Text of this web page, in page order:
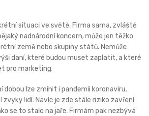
situaci ve světě. Firma sama, zvláště
nadnárodní koncern, může jen těžko
země nebo skupiny států. Nemůže
daní, které budou muset zaplatit, a které
pro marketing.
dobou lze zmínit i pandemii koronaviru,
zvyky lidí. Navíc je zde stále riziko zavření
se to stalo na jaře. Firmám pak nezbývá